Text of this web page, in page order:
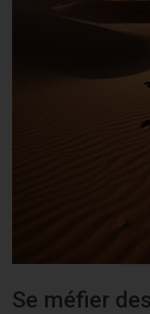
Se méfier